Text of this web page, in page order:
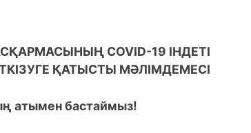
COVID-19 ІНДЕТІ
ҚАТЫСТЫ МӘЛІМДЕМЕСІ
атымен бастаймыз!